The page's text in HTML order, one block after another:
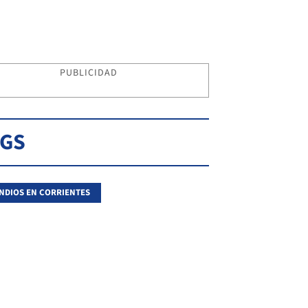
PUBLICIDAD
EN CORRIENTES